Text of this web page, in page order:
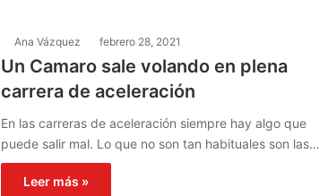
Ana Vázquez febrero 28, 2021
Un Camaro sale volando en plena
carrera de aceleración
En las carreras de aceleración siempre hay algo que
puede salir mal. Lo que no son tan habituales son las…
Leer más »